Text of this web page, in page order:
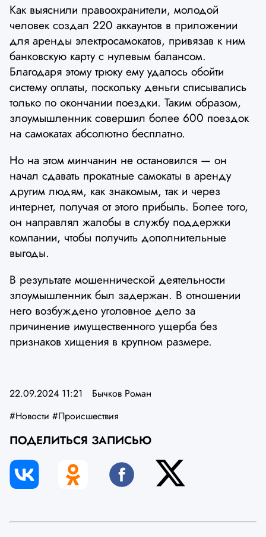
Как выяснили правоохранители, молодой
человек создал 220 аккаунтов в приложении
для аренды электросамокатов, привязав к ним
банковскую карту с нулевым балансом.
Благодаря этому трюку ему удалось обойти
систему оплаты, поскольку деньги списывались
только по окончании поездки. Таким образом,
злоумышленник совершил более 600 поездок
на самокатах абсолютно бесплатно.
Но на этом минчанин не остановился — он
начал сдавать прокатные самокаты в аренду
другим людям, как знакомым, так и через
интернет, получая от этого прибыль. Более того,
он направлял жалобы в службу поддержки
компании, чтобы получить дополнительные
выгоды.
В результате мошеннической деятельности
злоумышленник был задержан. В отношении
него возбуждено уголовное дело за
причинение имущественного ущерба без
признаков хищения в крупном размере.
22.09.2024 11:21
Бычков Роман
#Новости #Происшествия
ПОДЕЛИТЬСЯ ЗАПИСЬЮ